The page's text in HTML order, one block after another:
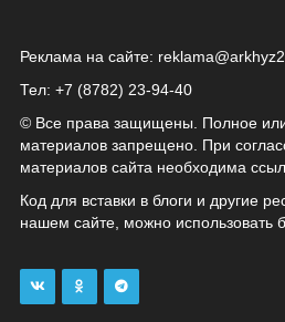
Реклама на сайте:
Тел: +7 (8782) 23‑94‑40
© Все права защищены. Полное
материалов запрещено. При
материалов сайта необходима
Код для вставки в блоги и другие
нашем сайте, можно использовать